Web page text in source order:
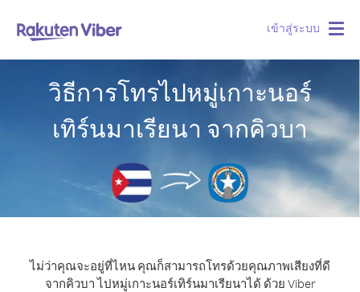
เข้าสู่ระบบ
วิธีการโทรไปหมู่เกาะนอร์
เทิร์นมาเรียนา จากคิวบา
ไม่ว่าคุณจะอยู่ที่ไหน คุณก็สามารถโทรด้วยคุณภาพเสียงที่ดี
จากคิวบา ไปหมู่เกาะนอร์เทิร์นมาเรียนาได้ ด้วย Viber